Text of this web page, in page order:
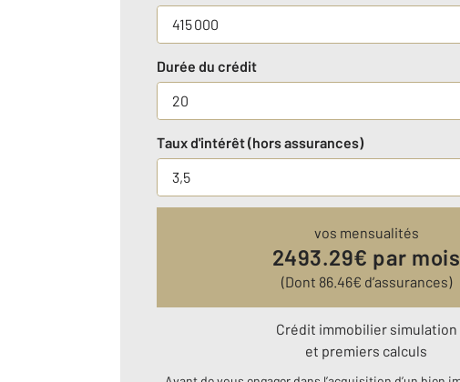
Durée du crédit
Taux d'intérêt (hors assurances)
vos mensualités
2493.29€ par mois
(Dont 86.46€ d’assurances)
Crédit immobilier simulation
et premiers calculs